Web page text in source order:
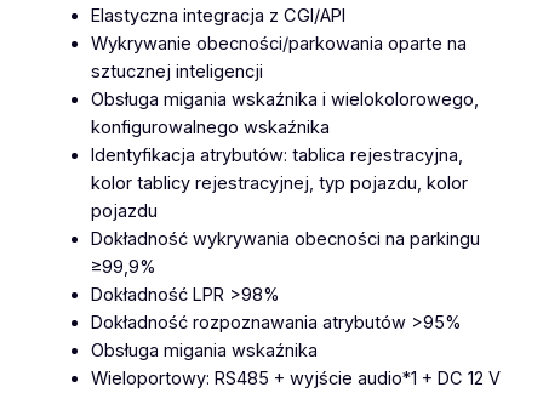
Elastyczna integracja z CGI/API
Wykrywanie obecności/parkowania oparte na
sztucznej inteligencji
Obsługa migania wskaźnika i wielokolorowego,
konfigurowalnego wskaźnika
Identyfikacja atrybutów: tablica rejestracyjna,
kolor tablicy rejestracyjnej, typ pojazdu, kolor
pojazdu
Dokładność wykrywania obecności na parkingu
≥99,9%
Dokładność LPR >98%
Dokładność rozpoznawania atrybutów >95%
Obsługa migania wskaźnika
Wieloportowy: RS485 + wyjście audio*1 + DC 12 V